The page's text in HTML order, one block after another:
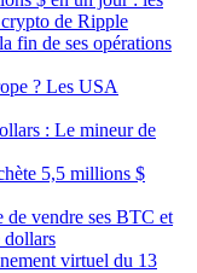
de Ripple
fin de ses opérations
? Les USA
: Le mineur de
5,5 millions $
vendre ses BTC et
dollars
virtuel du 13